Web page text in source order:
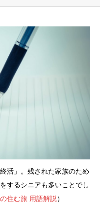
活」。残された家族のため
するシニアも多いことでし
住む旅 用語解説 ）